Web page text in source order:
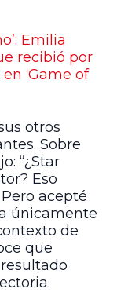
Emilia
recibió por
‘Game of
otros
Sobre
“¿Star
Eso
acepté
únicamente
de
que